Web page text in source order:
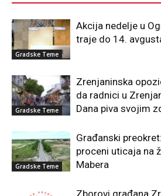
Gradske Teme
Akcija nedelje u
traje do 14.
Gradske Teme
Zrenjaninska
da radnici u
Dana piva svojim
Gradske Teme
Građanski
proceni uticaja na
Mabera
Zborovi građana